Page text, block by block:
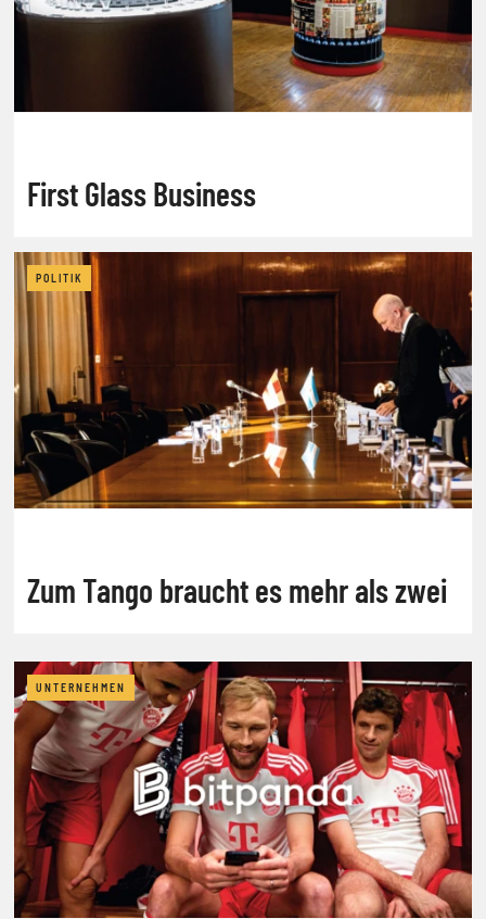
First Glass Business
POLITIK
Zum Tango braucht es mehr als zwei
UNTERNEHMEN